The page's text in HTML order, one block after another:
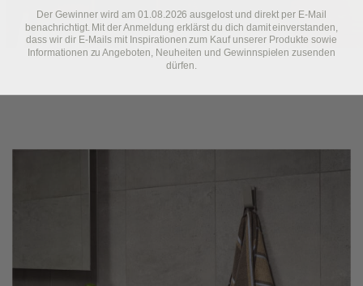
Der Gewinner wird am 01.08.2026 ausgelost und direkt per E-Mail
benachrichtigt. Mit der Anmeldung erklärst du dich damit einverstanden,
dass wir dir E-Mails mit Inspirationen zum Kauf unserer Produkte sowie
Informationen zu Angeboten, Neuheiten und Gewinnspielen zusenden
dürfen.